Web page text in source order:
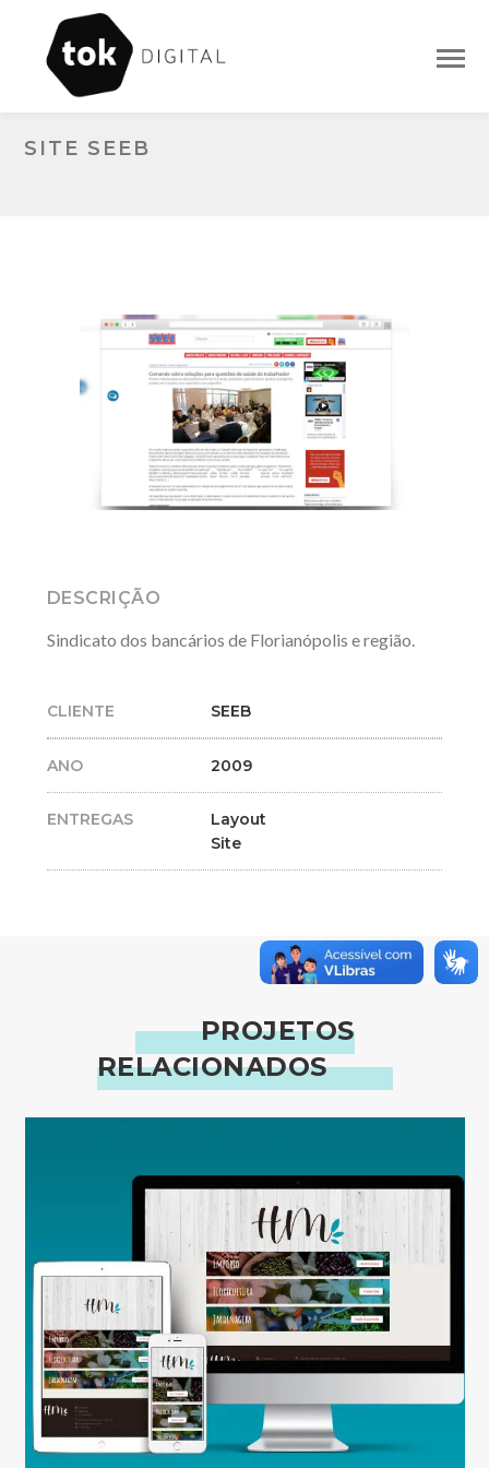
SITE SEEB
DESCRIÇÃO
Sindicato dos bancários de Florianópolis e região.
CLIENTE SEEB
ANO 2009
ENTREGAS
Layout
Site
PROJETOS
RELACIONADOS